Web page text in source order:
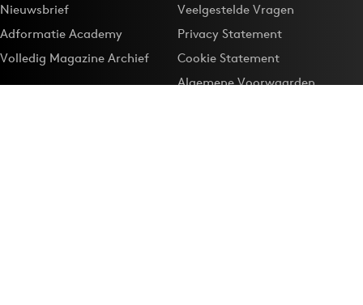
Nieuwsbrief
Adformatie Academy
Volledig Magazine Archief
Veelgestelde Vragen
Privacy Statement
Cookie Statement
Algemene Voorwaarden